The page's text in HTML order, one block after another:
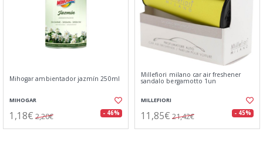
Mihogar ambientador jazmín 250ml
MIHOGAR
1,18€ 2,20€ - 46%
Millefiori milano car air freshener
sandalo bergamotto 1un
MILLEFIORI
11,85€ 21,42€ - 45%